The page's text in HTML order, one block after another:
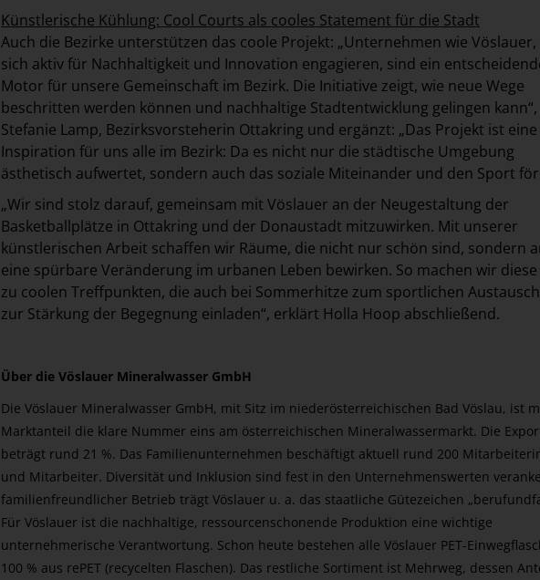
Künstlerische Kühlung: Cool Courts als cooles Statement für die Stadt
Auch die Bezirke unterstützen das coole Projekt: „Unternehmen wie Vöslauer,
sich aktiv für Nachhaltigkeit und Innovation engagieren, sind ein
Motor für unsere Gemeinschaft im Bezirk. Die Initiative zeigt, wie neue Wege
beschritten werden können und nachhaltige Stadtentwicklung gelingen kann“,
Stefanie Lamp, Bezirksvorsteherin Ottakring und ergänzt: „Das Projekt ist eine
Inspiration für uns alle im Bezirk: Da es nicht nur die städtische Umgebung
ästhetisch aufwertet, sondern auch das soziale Miteinander und den Sport
„Wir sind stolz darauf, gemeinsam mit Vöslauer an der Neugestaltung der
Basketballplätze in Ottakring und der Donaustadt mitzuwirken. Mit unserer
künstlerischen Arbeit schaffen wir Räume, die nicht nur schön sind, sondern
eine spürbare Veränderung im urbanen Leben bewirken. So machen wir diese
zu coolen Treffpunkten, die auch bei Sommerhitze zum sportlichen
zur Stärkung der Begegnung einladen“, erklärt Holla Hoop abschließend.
Über die Vöslauer Mineralwasser GmbH
Die Vöslauer Mineralwasser GmbH, mit Sitz im niederösterreichischen Bad Vöslau, ist
Marktanteil die klare Nummer eins am österreichischen Mineralwassermarkt. Die
beträgt rund 21 %. Das Familienunternehmen beschäftigt aktuell rund 200
und Mitarbeiter. Diversität und Inklusion sind fest in den Unternehmenswerten
familienfreundlicher Betrieb trägt Vöslauer u. a. das staatliche Gütezeichen
Für Vöslauer ist die nachhaltige, ressourcenschonende Produktion eine wichtige
unternehmerische Verantwortung. Schon heute bestehen alle Vöslauer PET-
100 % aus rePET (recycelten Flaschen). Das restliche Sortiment ist Mehrweg, dessen